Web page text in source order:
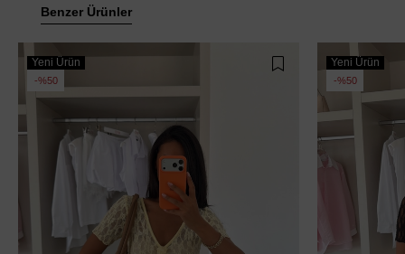
Benzer Ürünler
Yeni Ürün
%50
Yeni Ürün
%50